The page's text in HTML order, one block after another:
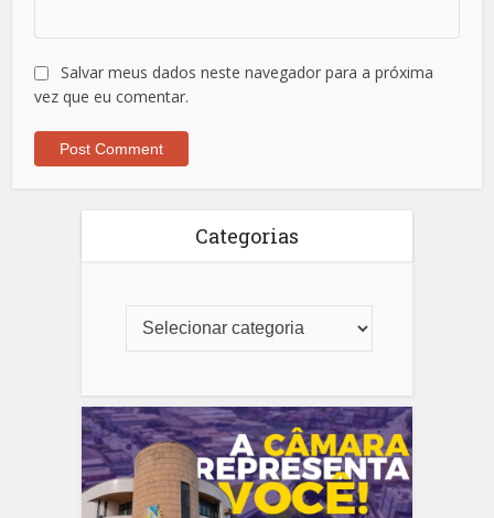
Salvar meus dados neste navegador para a próxima
vez que eu comentar.
Categorias